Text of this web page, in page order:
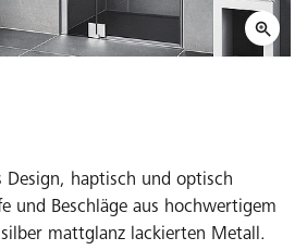
Design, haptisch und optisch
und Beschläge aus hochwertigem
mattglanz lackierten Metall.